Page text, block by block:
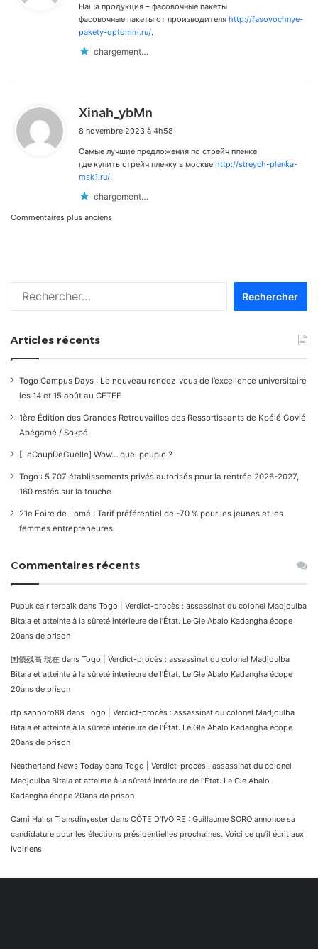
:
Наша продукция – фасовочные пакеты
фасовочные пакеты от производителя http://fasovochnye-
pakety-optomm.ru/.
chargement…
Xinah_ybMn
t
:
8 novembre 2023 à 4h58
Самые лучшие предложения по стрейч пленке
где купить стрейч пленку в москве http://streych-plenka-
msk1.ru/.
chargement…
Navigation
commentaires
Commentaires plus anciens
Articles récents
Togo Campus Days : Le nouveau rendez-vous de l’excellence universitaire
les 14 et 15 août au CETEF
1ère Édition des Grandes Retrouvailles des Ressortissants de Kpélé Govié
Apégamé / Sokpé
[LeCoupDeGuelle] Wow… quel peuple ?
Togo : 5 707 établissements privés autorisés pour la rentrée 2026-2027,
160 restés sur la touche
21e Foire de Lomé : Tarif préférentiel de -70 % pour les jeunes et les
femmes entrepreneures
Commentaires récents
Pupuk cair terbaik dans Togo | Verdict-procès : assassinat du colonel Madjoulba
Bitala et atteinte à la sûreté intérieure de l’État. Le Gle Abalo Kadangha écope
20ans de prison
国債残高 現在 dans Togo | Verdict-procès : assassinat du colonel Madjoulba
Bitala et atteinte à la sûreté intérieure de l’État. Le Gle Abalo Kadangha écope
20ans de prison
rtp sapporo88 dans Togo | Verdict-procès : assassinat du colonel Madjoulba
Bitala et atteinte à la sûreté intérieure de l’État. Le Gle Abalo Kadangha écope
20ans de prison
Neatherland News Today dans Togo | Verdict-procès : assassinat du colonel
Madjoulba Bitala et atteinte à la sûreté intérieure de l’État. Le Gle Abalo
Kadangha écope 20ans de prison
Cami Halısı Transdinyester dans CÔTE D’IVOIRE : Guillaume SORO annonce sa
candidature pour les élections présidentielles prochaines. Voici ce qu’il écrit aux
Ivoiriens